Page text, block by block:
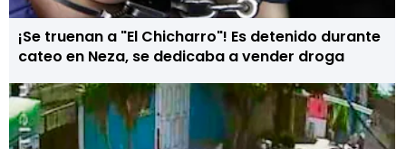
¡Se truenan a "El Chicharro"! Es detenido durante
cateo en Neza, se dedicaba a vender droga